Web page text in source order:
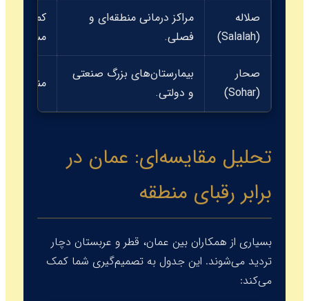
صلاله
(Salalah)
مراکز درمانی منطقه‌ای و
فصلی.
کمتر از
مسقط
صحار
(Sohar)
بیمارستان‌های بزرگ صنعتی
و دولتی.
مناسب
تحلیل مقایسه‌ای: عمان در
برابر رقبای منطقه
بسیاری از همکاران بین عمان، قطر و عربستان دچار
تردید می‌شوند. این جدول به تصمیم‌گیری شما کمک
می‌کند: